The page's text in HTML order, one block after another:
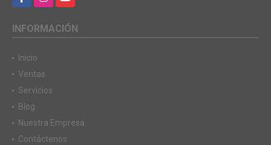
INFORMACIÓN
Inicio
Ventas
Servicios
Blog
Nuestra Empresa
Contáctenos